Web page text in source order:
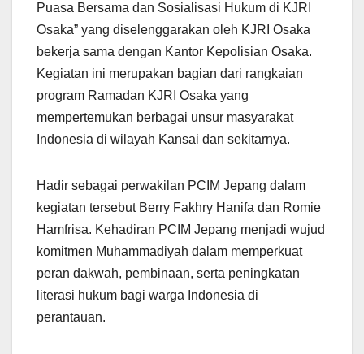
Puasa Bersama dan Sosialisasi Hukum di KJRI
Osaka” yang diselenggarakan oleh KJRI Osaka
bekerja sama dengan Kantor Kepolisian Osaka.
Kegiatan ini merupakan bagian dari rangkaian
program Ramadan KJRI Osaka yang
mempertemukan berbagai unsur masyarakat
Indonesia di wilayah Kansai dan sekitarnya.
Hadir sebagai perwakilan PCIM Jepang dalam
kegiatan tersebut Berry Fakhry Hanifa dan Romie
Hamfrisa. Kehadiran PCIM Jepang menjadi wujud
komitmen Muhammadiyah dalam memperkuat
peran dakwah, pembinaan, serta peningkatan
literasi hukum bagi warga Indonesia di
perantauan.